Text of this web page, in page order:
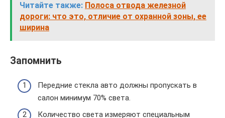
Читайте также: Полоса отвода железной
дороги: что это, отличие от охранной зоны, ее
ширина
Запомнить
Передние стекла авто должны пропускать в
салон минимум 70% света.
Количество света измеряют специальным